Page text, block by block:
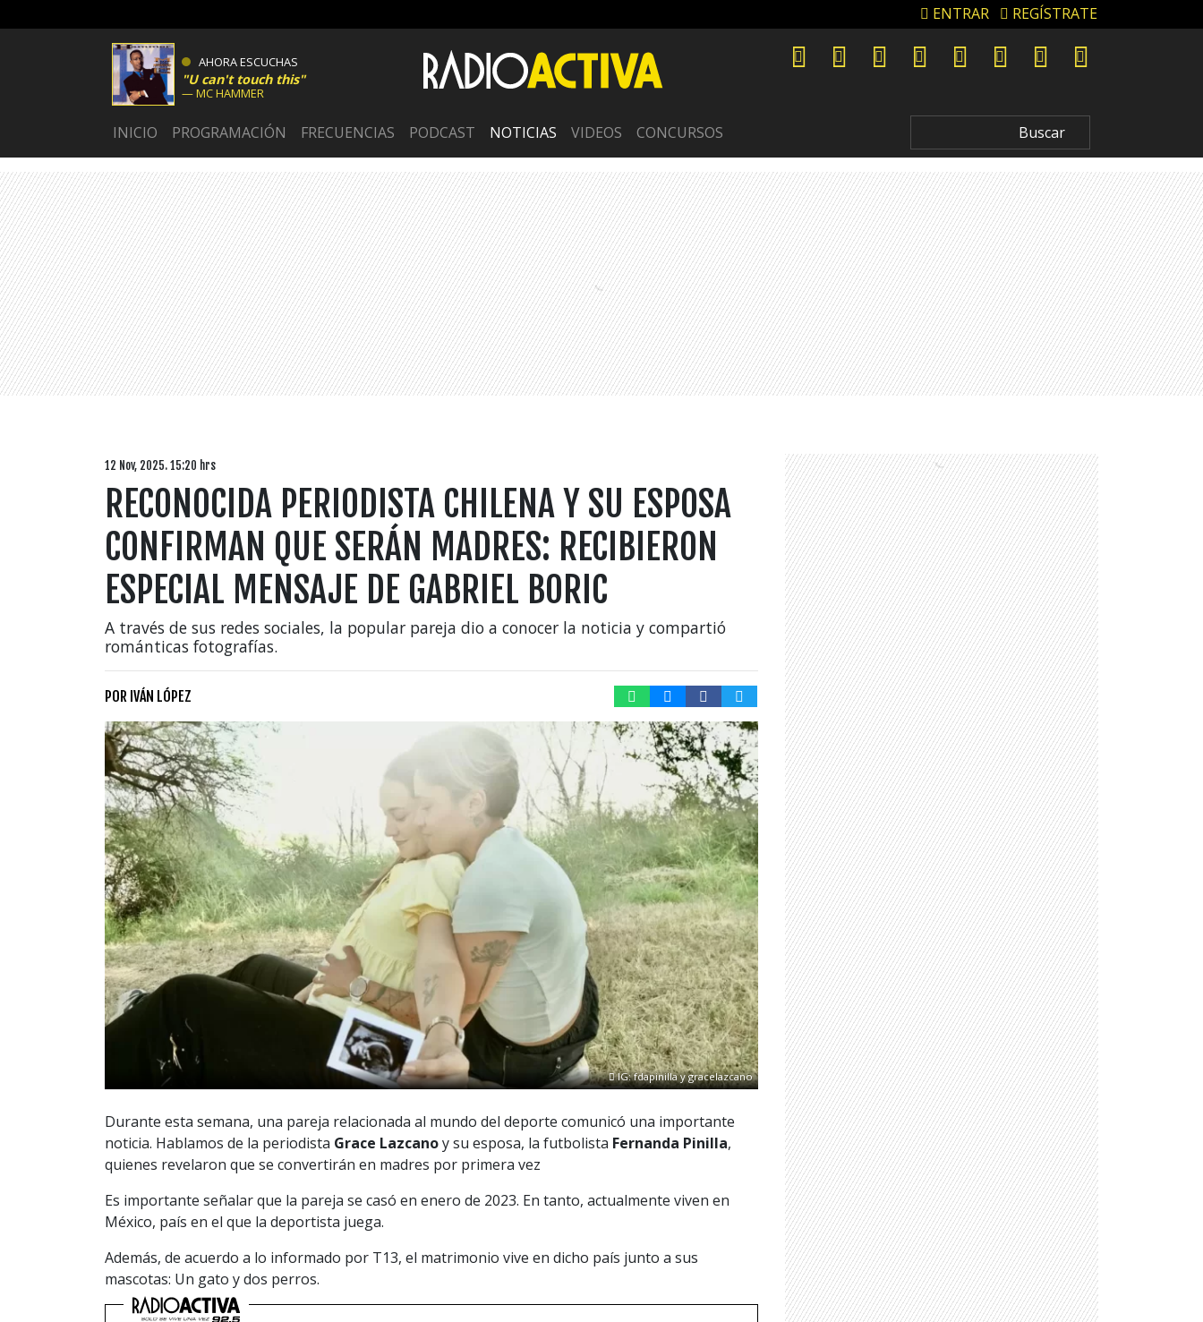
ENTRAR REGÍSTRATE
AHORA ESCUCHAS
U can't touch this
MC HAMMER
INICIO PROGRAMACIÓN FRECUENCIAS PODCAST NOTICIAS VIDEOS CONCURSOS
12 Nov, 2025. 15:20 hrs
RECONOCIDA PERIODISTA CHILENA Y SU ESPOSA
CONFIRMAN QUE SERÁN MADRES: RECIBIERON
ESPECIAL MENSAJE DE GABRIEL BORIC
A través de sus redes sociales, la popular pareja dio a conocer la noticia y compartió
románticas fotografías.
POR IVÁN LÓPEZ
IG: fdapinilla y gracelazcano
Durante esta semana, una pareja relacionada al mundo del deporte comunicó una importante
noticia. Hablamos de la periodista Grace Lazcanoy su esposa, la futbolista Fernanda Pinilla,
quienes revelaron que se convertirán en madres por primera vez
Es importante señalar que la pareja se casó en enero de 2023. En tanto, actualmente viven en
México, país en el que la deportista juega.
Además, de acuerdo a lo informado por T13, el matrimonio vive en dicho país junto a sus
mascotas: Un gato y dos perros.